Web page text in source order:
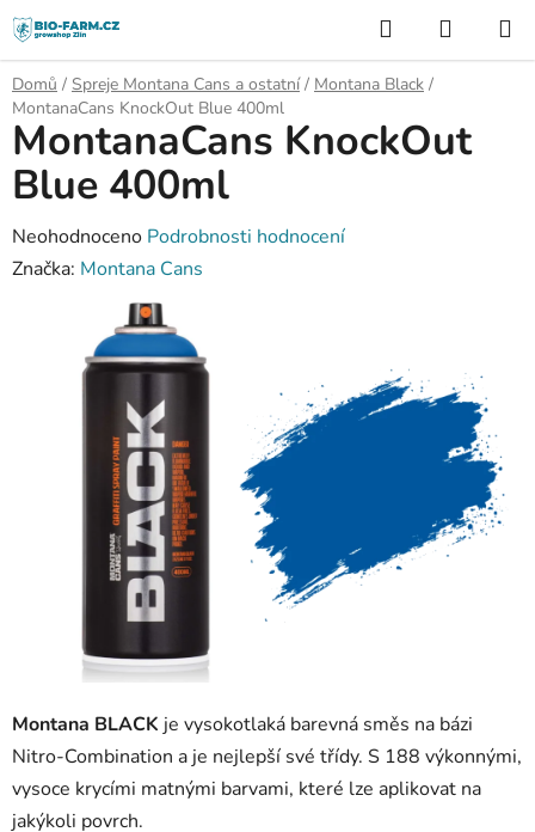
Přejít
na
obsah
Hledat
KOŠÍK
Domů / Spreje Montana Cans a ostatní / Montana Black /
MontanaCans KnockOut Blue 400ml
Montana BLACK je vysokotlaká barevná směs na bázi
Nitro-Combination a je nejlepší své třídy. S 188 výkonnými,
vysoce krycími matnými barvami, které lze aplikovat na
jakýkoli povrch.
MontanaCans KnockOut
Blue 400ml
Průměrné
hodnocení
Neohodnoceno Podrobnosti hodnocení
Značka: Montana Cans